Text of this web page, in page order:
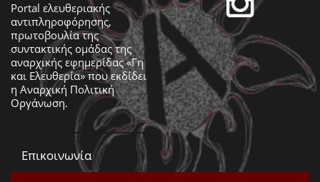
Portal ελευθεριακής
αντιπληροφόρησης,
πρωτοβουλία της
συντακτικής ομάδας της
αναρχικής εφημερίδας «Γη
και Ελευθερία» που εκδίδει
η Αναρχική Πολιτική
Οργάνωση.
Επικοινωνία